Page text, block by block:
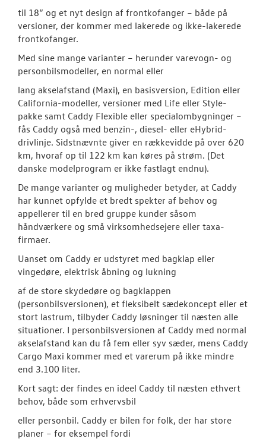
til 18” og et nyt design af frontkofanger – både på
versioner, der kommer med lakerede og ikke-lakerede
frontkofanger.
Med sine mange varianter – herunder varevogn- og
personbilsmodeller, en normal eller
lang akselafstand (Maxi), en basisversion, Edition eller
California-modeller, versioner med Life eller Style-
pakke samt Caddy Flexible eller specialombygninger –
fås Caddy også med benzin-, diesel- eller eHybrid-
drivlinje. Sidstnævnte giver en rækkevidde på over 620
km, hvoraf op til 122 km kan køres på strøm. (Det
danske modelprogram er ikke fastlagt endnu).
De mange varianter og muligheder betyder, at Caddy
har kunnet opfylde et bredt spekter af behov og
appellerer til en bred gruppe kunder såsom
håndværkere og små virksomhedsejere eller taxa-
firmaer.
Uanset om Caddy er udstyret med bagklap eller
vingedøre, elektrisk åbning og lukning
af de store skydedøre og bagklappen
(personbilsversionen), et fleksibelt sædekoncept eller et
stort lastrum, tilbyder Caddy løsninger til næsten alle
situationer. I personbilsversionen af Caddy med normal
akselafstand kan du få fem eller syv sæder, mens Caddy
Cargo Maxi kommer med et varerum på ikke mindre
end 3.100 liter.
Kort sagt: der findes en ideel Caddy til næsten ethvert
behov, både som erhvervsbil
eller personbil. Caddy er bilen for folk, der har store
planer – for eksempel fordi